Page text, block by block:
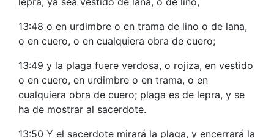
13:48 o en urdimbre o en trama de lino o de lana,
o en cuero, o en cualquiera obra de cuero;
13:49 y la plaga fuere verdosa, o rojiza, en vestido
o en cuero, en urdimbre o en trama, o en
cualquiera obra de cuero; plaga es de lepra, y se
ha de mostrar al sacerdote.
13:50 Y el sacerdote mirará la plaga, y encerrará la